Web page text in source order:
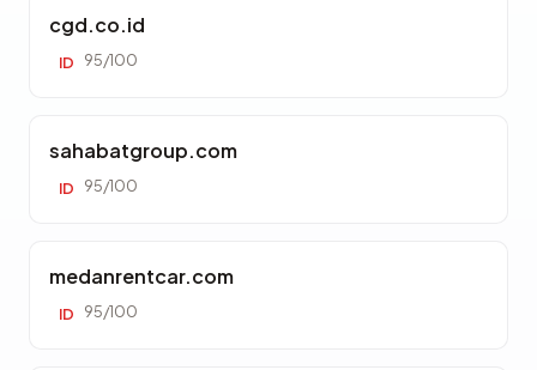
cgd.co.id
ID 95/100
sahabatgroup.com
ID 95/100
medanrentcar.com
ID 95/100